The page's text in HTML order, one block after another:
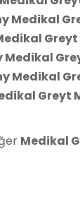
Medikal
Medikal
Medikal
Greyt
Medikal